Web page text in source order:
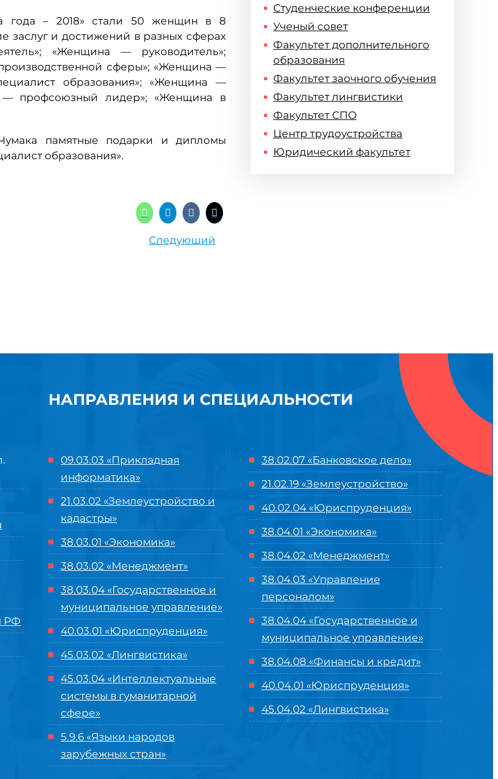
года – 2018» стали 50 женщин в 8
заслуг и достижений в разных сферах
«Женщина — руководитель»;
сферы»; «Женщина —
образования»; «Женщина —
— профсоюзный лидер»; «Женщина в
памятные подарки и дипломы
образования».
Следующий
Студенческие конференции
Ученый совет
Факультет дополнительного
образования
Факультет заочного обучения
Факультет лингвистики
Факультет СПО
Центр трудоустройства
Юридический факультет
РФ
НАПРАВЛЕНИЯ И СПЕЦИАЛЬНОСТИ
09.03.03 «Прикладная
информатика»
21.03.02 «Землеустройство и
кадастры»
38.03.01 «Экономика»
38.03.02 «Менеджмент»
38.03.04 «Государственное и
муниципальное управление»
40.03.01 «Юриспруденция»
45.03.02 «Лингвистика»
45.03.04 «Интеллектуальные
системы в гуманитарной
сфере»
5.9.6 «Языки народов
зарубежных стран»
38.02.07 «Банковское дело»
21.02.19 «Землеустройство»
40.02.04 «Юриспруденция»
38.04.01 «Экономика»
38.04.02 «Менеджмент»
38.04.03 «Управление
персоналом»
38.04.04 «Государственное и
муниципальное управление»
38.04.08 «Финансы и кредит»
40.04.01 «Юриспруденция»
45.04.02 «Лингвистика»